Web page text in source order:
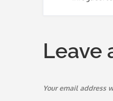
Leave
Your email address